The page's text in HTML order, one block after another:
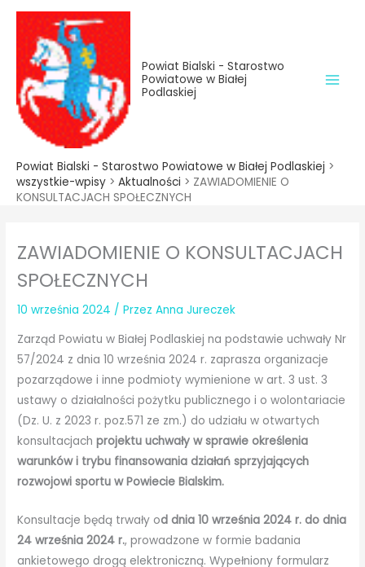
treści
Przejdź
treści
Powiat Bialski - Starostwo
Powiatowe w Białej
Podlaskiej
Powiat Bialski - Starostwo Powiatowe w Białej Podlaskiej >
wszystkie-wpisy > Aktualności > ZAWIADOMIENIE O
KONSULTACJACH SPOŁECZNYCH
ZAWIADOMIENIE O KONSULTACJACH
SPOŁECZNYCH
10 września 2024 / PrzezAnna Jureczek
Zarząd Powiatu w Białej Podlaskiej na podstawie uchwały Nr
57/2024 z dnia 10 września 2024 r. zaprasza organizacje
pozarządowe i inne podmioty wymienione w art. 3 ust. 3
ustawy o działalności pożytku publicznego i o wolontariacie
(Dz. U. z 2023 r. poz.571 ze zm.) do udziału w otwartych
konsultacjachprojektu uchwały w sprawie określenia
warunków i trybu finansowania działań sprzyjających
rozwojowi sportu w Powiecie Bialskim.
Konsultacje będą trwały od dnia 10 września 2024 r. do dnia
24 września 2024 r., prowadzone w formie badania
ankietowego drogą elektroniczną. Wypełniony formularz